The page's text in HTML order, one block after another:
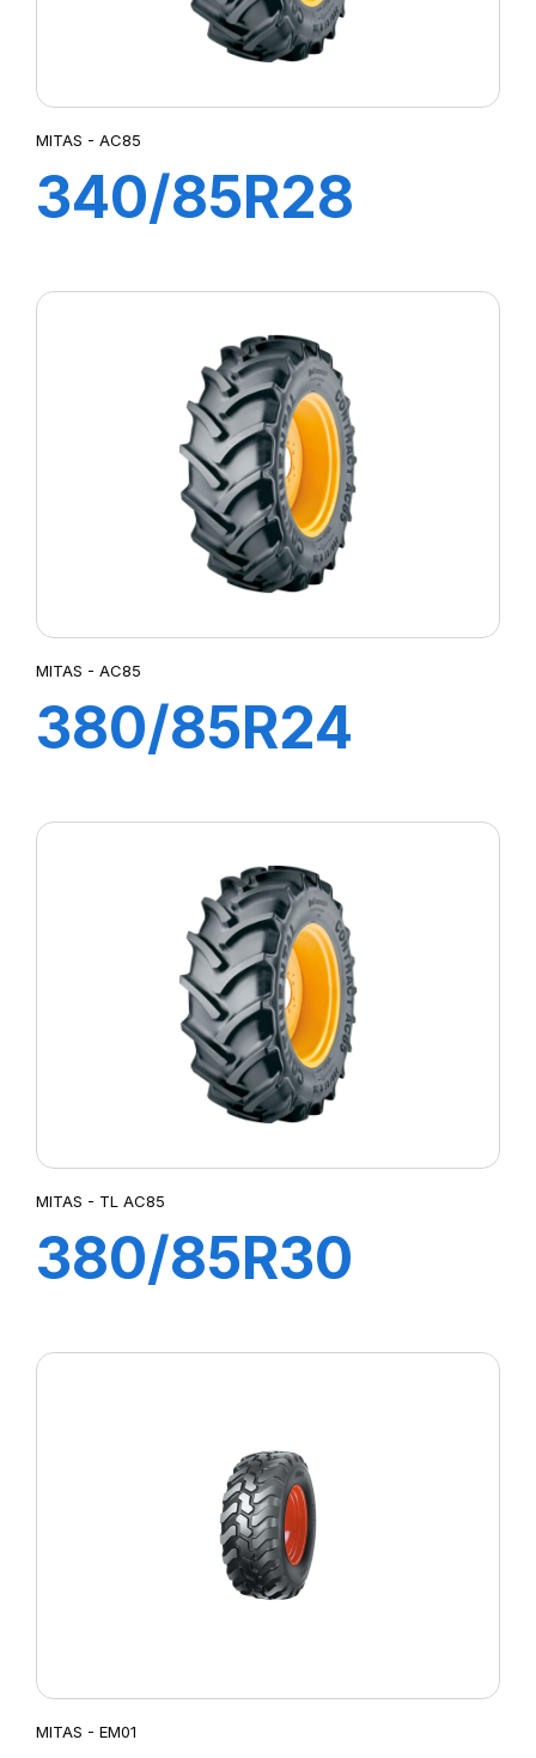
MITAS - AC85
340/85R28
127A8 (127B)
AC85
MITAS - AC85
380/85R24
131A8/131B TL
(14.9R24)
MITAS - TL AC85
380/85R30
MITAS - EM01